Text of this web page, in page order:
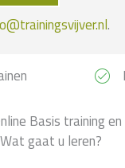
.
Basis training en
gaat u leren?